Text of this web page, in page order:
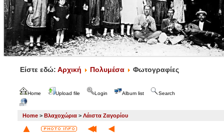
Είστε εδώ: Αρχική Πολυμέσα Φωτογραφίες
Home Upload file Login Album list Search
Home > Βλαχοχώρια > Λάιστα Ζαγορίου